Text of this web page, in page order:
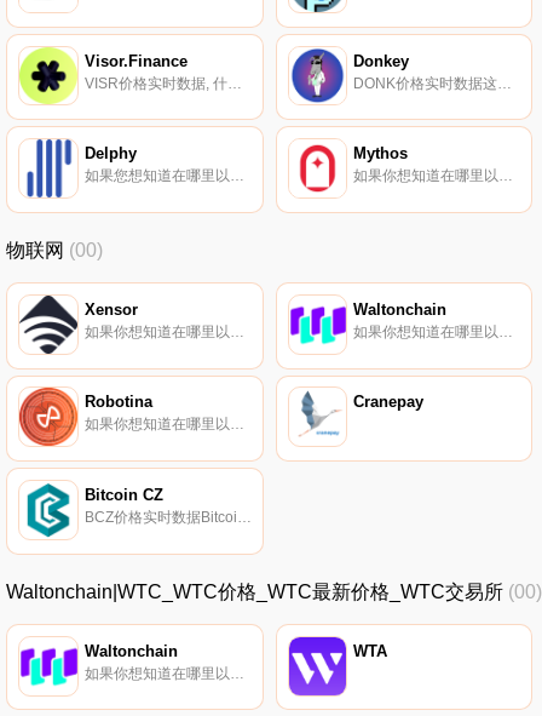
Visor.Finance
VISR价格实时数据, 什么是Visor？用于提供流动性的NFT智能金库。Visor设想了一个DeFi生态系统,在这个生态系统中,市场条件可以释放主权智能金库网络的流动性,通过无气体加密签名进出共享.
Donkey
Delphy
如果您想知道在哪里以当前价格购买Delphy,目前交易｛DPYnname｝股票的顶级加密货币交易所是Gate.io。您可以在我们的加密货币交易所页面上找到其他交易所。Delphy（DPY）是一种加密货币,在以太坊平台上运行.
Mythos
如果你想知道在哪里以当前价格购买Mythos,目前交易{Mythos]股票的顶级加密货币交易所是Uniswap（V2）。您可以在我们的加密货币交易所页面上找到其他列表.
物联网 (00)
Xensor Waltonchain
Robotina
如果你想知道在哪里以当前价格购买Robotina,目前交易{Robotina]股票的顶级加密货币交易所是Mercatox。您可以在我们的加密货币交易所页面上找到其他列表。Robotina（ROX）是一种加密货币,在以太坊平台上运行.
Cranepay
Bitcoin CZ
BCZ价格实时数据Bitcoin CZ旨在创建一个通过应用程序/小工具将区块链连接到物联网的社区。最初的重点将包括浏览器中的电子商务解决方案、混合器和基于网络的生态系统.
Waltonchain|WTC_WTC价格_WTC最新价格_WTC交易所 (00)
Waltonchain WTA